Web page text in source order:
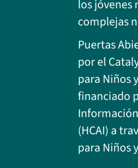
los jóvenes
complejas
Puertas
por el
para Niños
financiado
(HCAI) a
para Niños